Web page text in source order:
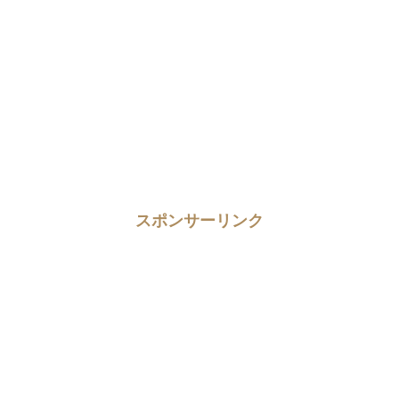
スポンサーリンク